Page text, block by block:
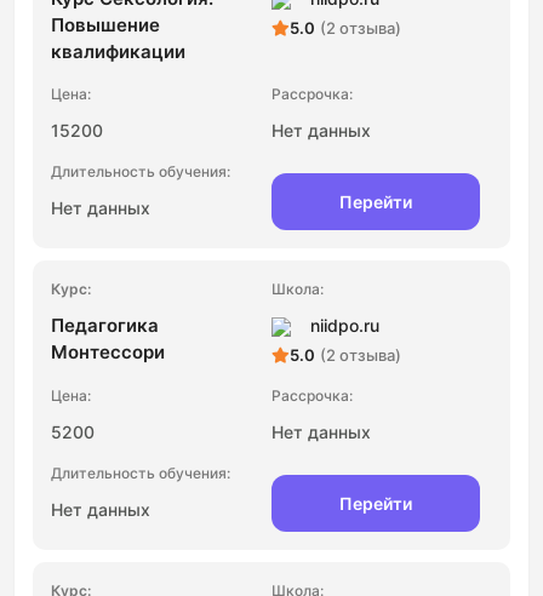
Повышение
квалификации
5.0 (2 отзыва)
15200 Нет данных
Нет данных Перейти
Педагогика
Монтессори
niidpo.ru
5.0 (2 отзыва)
5200 Нет данных
Нет данных Перейти